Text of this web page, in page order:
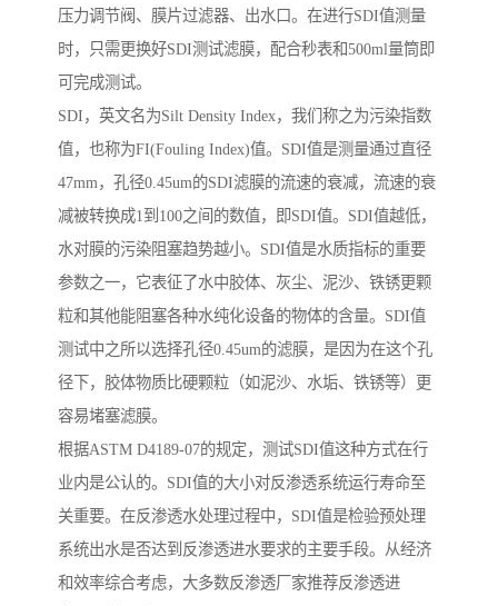
压力调节阀、膜片过滤器、出水口。在进行SDI值测量
时，只需更换好SDI测试滤膜，配合秒表和500ml量筒即
可完成测试。
SDI，英文名为Silt Density Index，我们称之为污染指数
值，也称为FI(Fouling Index)值。SDI值是测量通过直径
47mm，孔径0.45um的SDI滤膜的流速的衰减，流速的衰
减被转换成1到100之间的数值，即SDI值。SDI值越低，
水对膜的污染阻塞趋势越小。SDI值是水质指标的重要
参数之一，它表征了水中胶体、灰尘、泥沙、铁锈更颗
粒和其他能阻塞各种水纯化设备的物体的含量。SDI值
测试中之所以选择孔径0.45um的滤膜，是因为在这个孔
径下，胶体物质比硬颗粒（如泥沙、水垢、铁锈等）更
容易堵塞滤膜。
根据ASTM D4189-07的规定，测试SDI值这种方式在行
业内是公认的。SDI值的大小对反渗透系统运行寿命至
关重要。在反渗透水处理过程中，SDI值是检验预处理
系统出水是否达到反渗透进水要求的主要手段。从经济
和效率综合考虑，大多数反渗透厂家推荐反渗透进